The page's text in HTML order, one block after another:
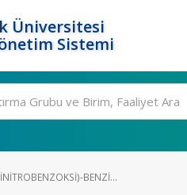
Üniversitesi
Sistemi
BENZI...